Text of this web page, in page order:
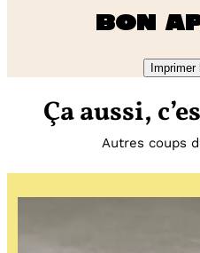
Bon
Ça aussi,
Autres coups